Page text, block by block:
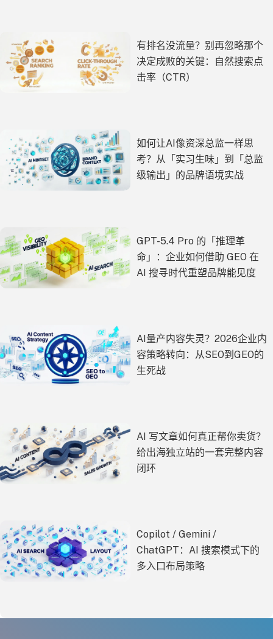
有排名没流量？别再忽略那个
决定成败的关键：自然搜索点
击率（CTR）
如何让AI像资深总监一样思
考？从「实习生味」到「总监
级输出」的品牌语境实战
GPT-5.4 Pro 的「推理革
命」：企业如何借助 GEO 在
AI 搜寻时代重塑品牌能见度
AI量产内容失灵？2026企业内
容策略转向：从SEO到GEO的
生死战
AI 写文章如何真正帮你卖货？
给出海独立站的一套完整内容
闭环
Copilot / Gemini /
ChatGPT：AI 搜索模式下的
多入口布局策略